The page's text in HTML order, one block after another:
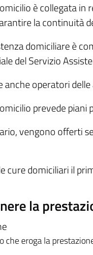
è collegata
la continuità
domiciliare è
del Servizio
anche operatori
prevede
vengono offerti
cure domiciliari il
la
che eroga la